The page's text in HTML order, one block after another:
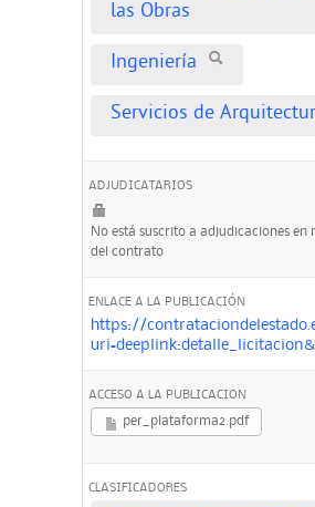
las Obras
Ingeniería
Servicios de
ADJUDICATARIOS
No está suscrito a adjudicaciones en
del contrato
ENLACE A LA PUBLICACIÓN
https://
ACCESO A LA PUBLICACION
per_plataforma2.pdf
CLASIFICADORES